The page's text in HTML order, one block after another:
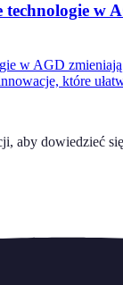
technologie w
w AGD
które
aby dowiedzieć